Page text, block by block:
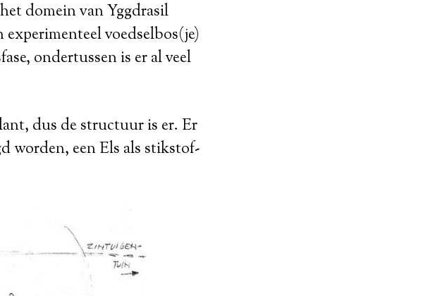
domein van Yggdrasil
voedselbos(je)
ondertussen is er al veel
dus de structuur is er. Er
worden, een Els als stikstof-